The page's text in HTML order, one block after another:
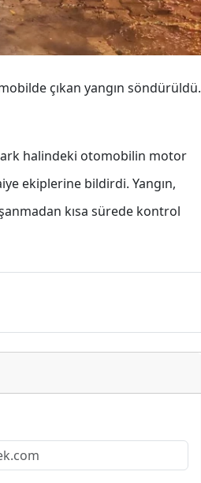
çıkan yangın söndürüldü.
halindeki otomobilin motor
ekiplerine bildirdi. Yangın,
kısa sürede kontrol